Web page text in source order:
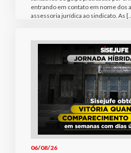
entrando em contato em nome dos
assessoria jurídica ao sindicato. As
06/08/26